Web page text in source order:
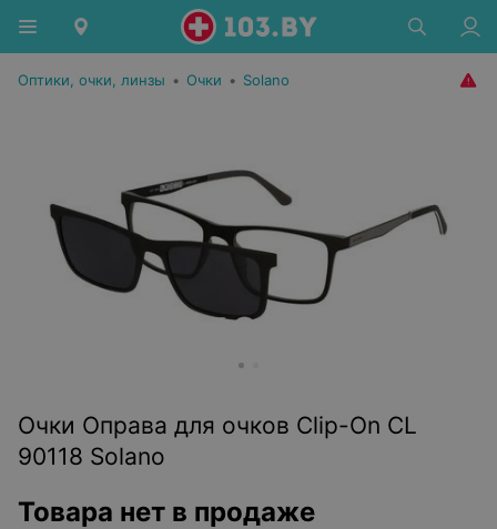
Оптики, очки, линзы • Очки • Solano
Очки Оправа для очков Clip-On CL
90118 Solano
Товара нет в продаже